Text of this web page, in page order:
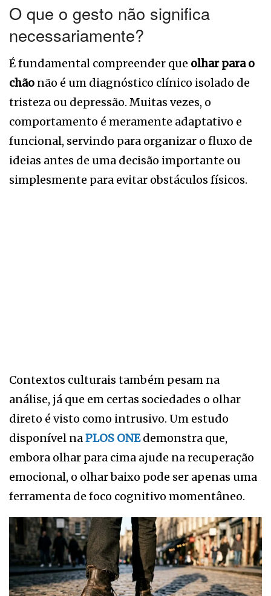
O que o gesto não significa
necessariamente?
É fundamental compreender que olhar para o
chão não é um diagnóstico clínico isolado de
tristeza ou depressão. Muitas vezes, o
comportamento é meramente adaptativo e
funcional, servindo para organizar o fluxo de
ideias antes de uma decisão importante ou
simplesmente para evitar obstáculos físicos.
Contextos culturais também pesam na
análise, já que em certas sociedades o olhar
direto é visto como intrusivo. Um estudo
disponível naPLOS ONEdemonstra que,
embora olhar para cima ajude na recuperação
emocional, o olhar baixo pode ser apenas uma
ferramenta de foco cognitivo momentâneo.